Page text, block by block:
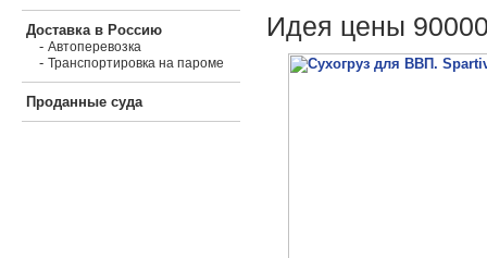
Доставка в Россию
- Автоперевозка
- Транспортировка на пароме
Проданные суда
Идея цены